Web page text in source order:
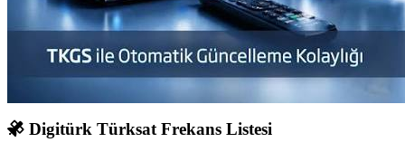
Digitürk Türksat Frekans Listesi